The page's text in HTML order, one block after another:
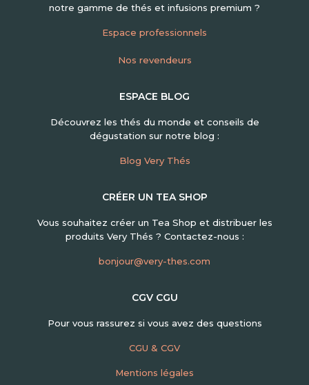
notre gamme de thés et infusions premium ?
Espace professionnels
Nos revendeurs
ESPACE BLOG
Découvrez les thés du monde et conseils de
dégustation sur notre blog :
Blog Very Thés
CRÉER UN TEA SHOP
Vous souhaitez créer un Tea Shop et distribuer les
produits Very Thés ? Contactez-nous :
bonjour@very-thes.com
CGV CGU
Pour vous rassurez si vous avez des questions
CGU & CGV
Mentions légales